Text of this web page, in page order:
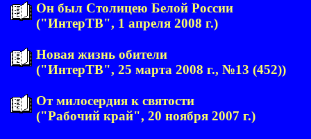
Он был Столицею Белой России
("ИнтерТВ", 1 апреля 2008 г.)
Новая жизнь обители
("ИнтерТВ", 25 марта 2008 г., №13 (452))
От милосердия к святости
("Рабочий край", 20 ноября 2007 г.)